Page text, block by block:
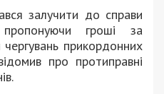
залучити до справи
гроші за
прикордонних
про протиправні